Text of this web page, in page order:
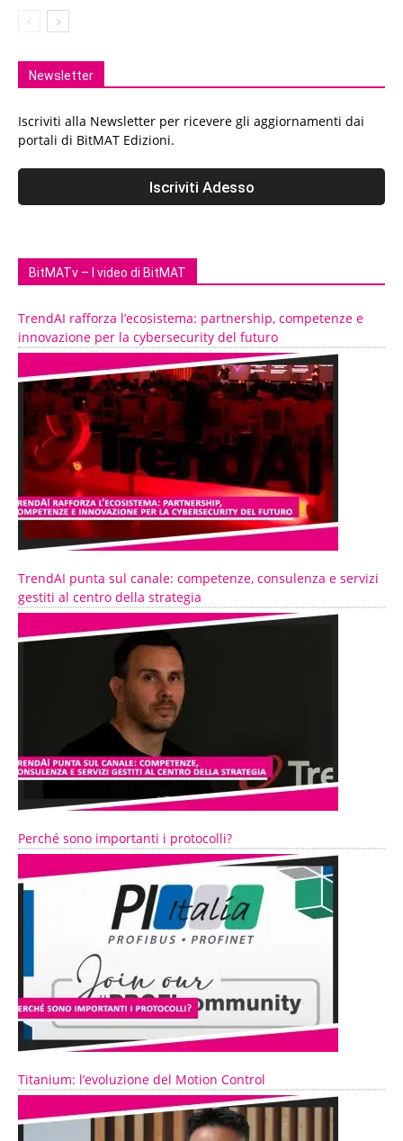
Newsletter
Iscriviti alla Newsletter per ricevere gli aggiornamenti dai
portali di BitMAT Edizioni.
BitMATv – I video di BitMAT
TrendAI rafforza l’ecosistema: partnership, competenze e
innovazione per la cybersecurity del futuro
TrendAI punta sul canale: competenze, consulenza e servizi
gestiti al centro della strategia
Perché sono importanti i protocolli?
Titanium: l’evoluzione del Motion Control